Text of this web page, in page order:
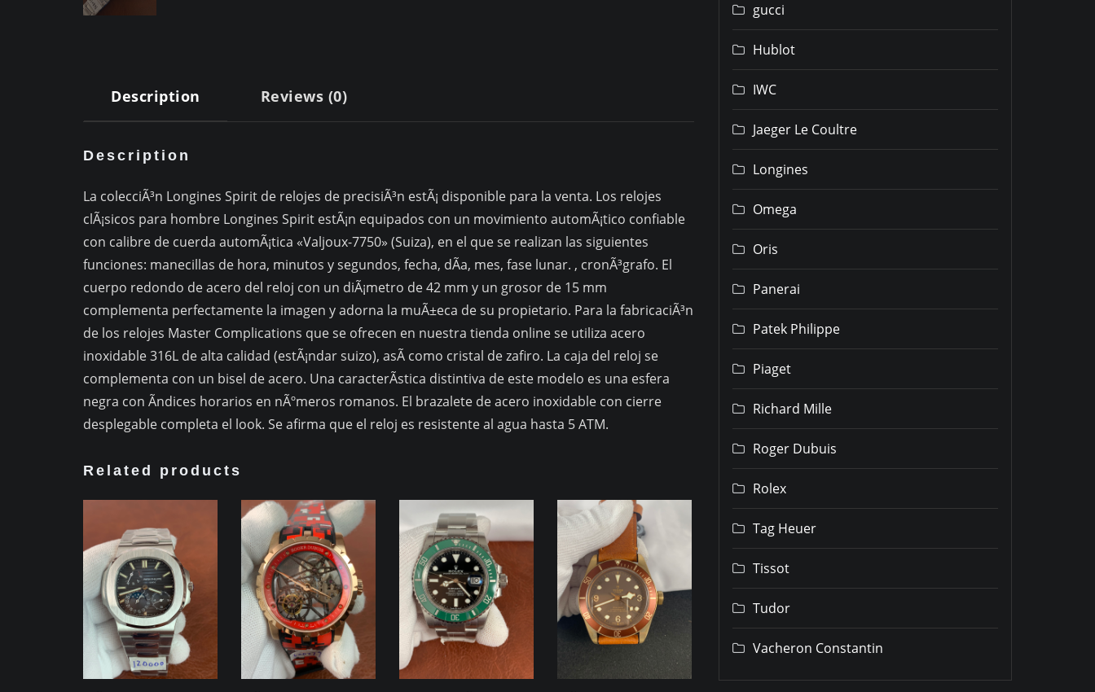
Description Reviews (0)
Description
La colecciÃ³n Longines Spirit de relojes de precisiÃ³n estÃ¡ disponible para la venta. Los relojes
clÃ¡sicos para hombre Longines Spirit estÃ¡n equipados con un movimiento automÃ¡tico confiable
con calibre de cuerda automÃ¡tica «Valjoux-7750» (Suiza), en el que se realizan las siguientes
funciones: manecillas de hora, minutos y segundos, fecha, dÃ­a, mes, fase lunar. , cronÃ³grafo. El
cuerpo redondo de acero del reloj con un diÃ¡metro de 42 mm y un grosor de 15 mm
complementa perfectamente la imagen y adorna la muÃ±eca de su propietario. Para la fabricaciÃ³n
de los relojes Master Complications que se ofrecen en nuestra tienda online se utiliza acero
inoxidable 316L de alta calidad (estÃ¡ndar suizo), asÃ­ como cristal de zafiro. La caja del reloj se
complementa con un bisel de acero. Una caracterÃ­stica distintiva de este modelo es una esfera
negra con Ã­ndices horarios en nÃºmeros romanos. El brazalete de acero inoxidable con cierre
desplegable completa el look. Se afirma que el reloj es resistente al agua hasta 5 ATM.
Related products
gucci
Hublot
IWC
Jaeger Le Coultre
Longines
Omega
Oris
Panerai
Patek Philippe
Piaget
Richard Mille
Roger Dubuis
Rolex
Tag Heuer
Tissot
Tudor
Vacheron Constantin